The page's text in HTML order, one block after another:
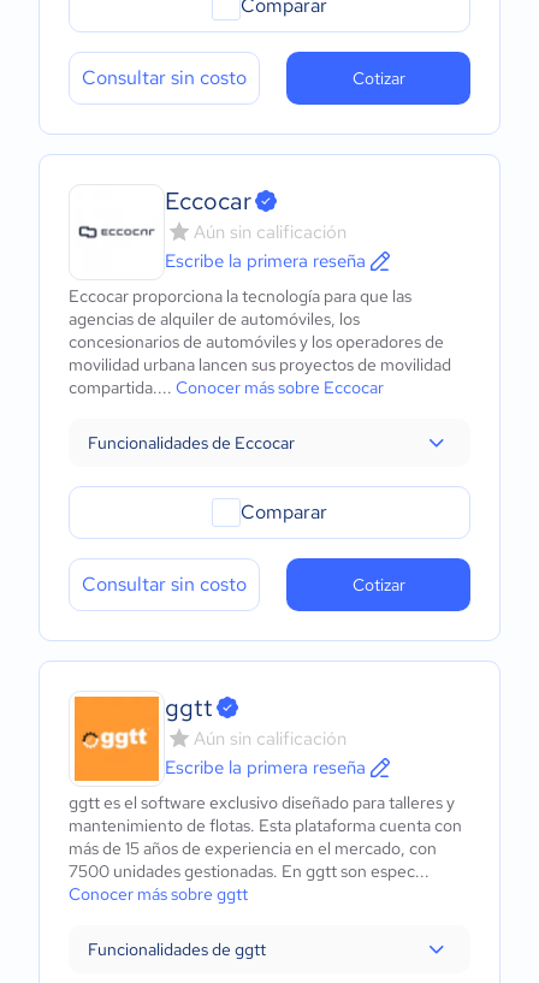
Comparar
Consultar sin costo Cotizar
Eccocar
Aún sin calificación
Escribe la primera reseña
Eccocar proporciona la tecnología para que las
agencias de alquiler de automóviles, los
concesionarios de automóviles y los operadores de
movilidad urbana lancen sus proyectos de movilidad
compartida.... Conocer más sobre Eccocar
Funcionalidades de Eccocar
Comparar
Consultar sin costo Cotizar
ggtt
Aún sin calificación
Escribe la primera reseña
ggtt es el software exclusivo diseñado para talleres y
mantenimiento de flotas. Esta plataforma cuenta con
más de 15 años de experiencia en el mercado, con
7500 unidades gestionadas. En ggtt son espec...
Conocer más sobre ggtt
Funcionalidades de ggtt